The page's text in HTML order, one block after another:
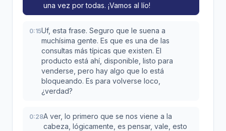
una vez por todas. ¡Vamos al lío!
0:15Uf, esta frase. Seguro que le suena a
muchísima gente. Es que es una de las
consultas más típicas que existen. El
producto está ahí, disponible, listo para
venderse, pero hay algo que lo está
bloqueando. Es para volverse loco,
¿verdad?
0:28A ver, lo primero que se nos viene a la
cabeza, lógicamente, es pensar, vale, esto